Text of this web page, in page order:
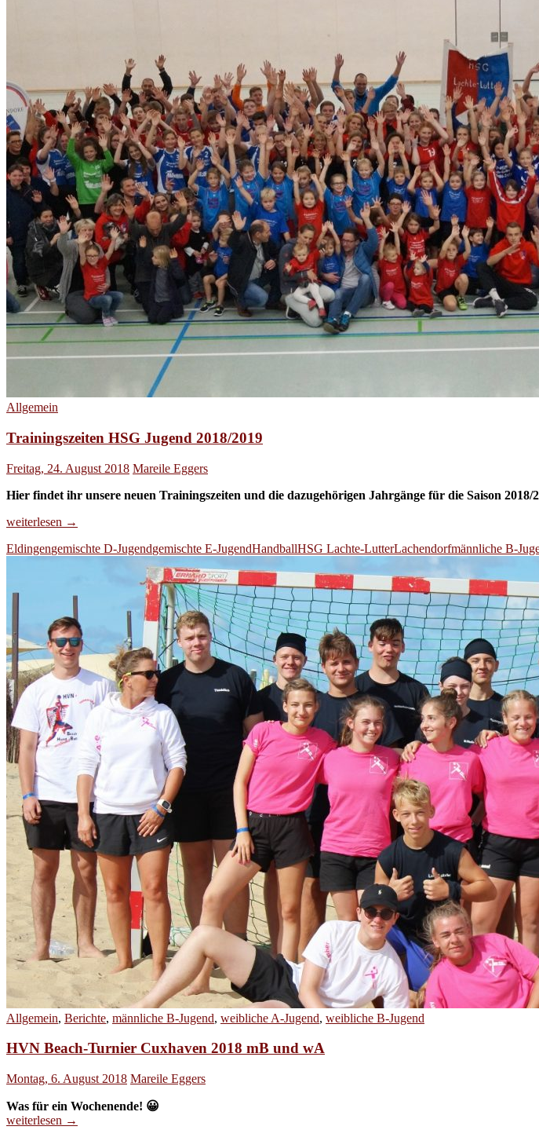
Allgemein
Trainingszeiten HSG Jugend 2018/2019
Freitag, 24. August 2018 Mareile Eggers
Hier findet ihr unsere neuen Trainingszeiten und die dazugehörigen Jahrgänge für die Saison 2018/
Trainingszeiten
Jugend
weiterlesen →
Eldingengemischte D-Jugendgemischte E-JugendHandballHSG Lachte-LutterLachendorfmännliche B-
Allgemein, Berichte, männliche B-Jugend, weibliche A-Jugend, weibliche B-Jugend
HVN Beach-Turnier Cuxhaven 2018 mB und wA
Montag, 6. August 2018 Mareile Eggers
Was für ein Wochenende! 😀
HVN
weiterlesen →